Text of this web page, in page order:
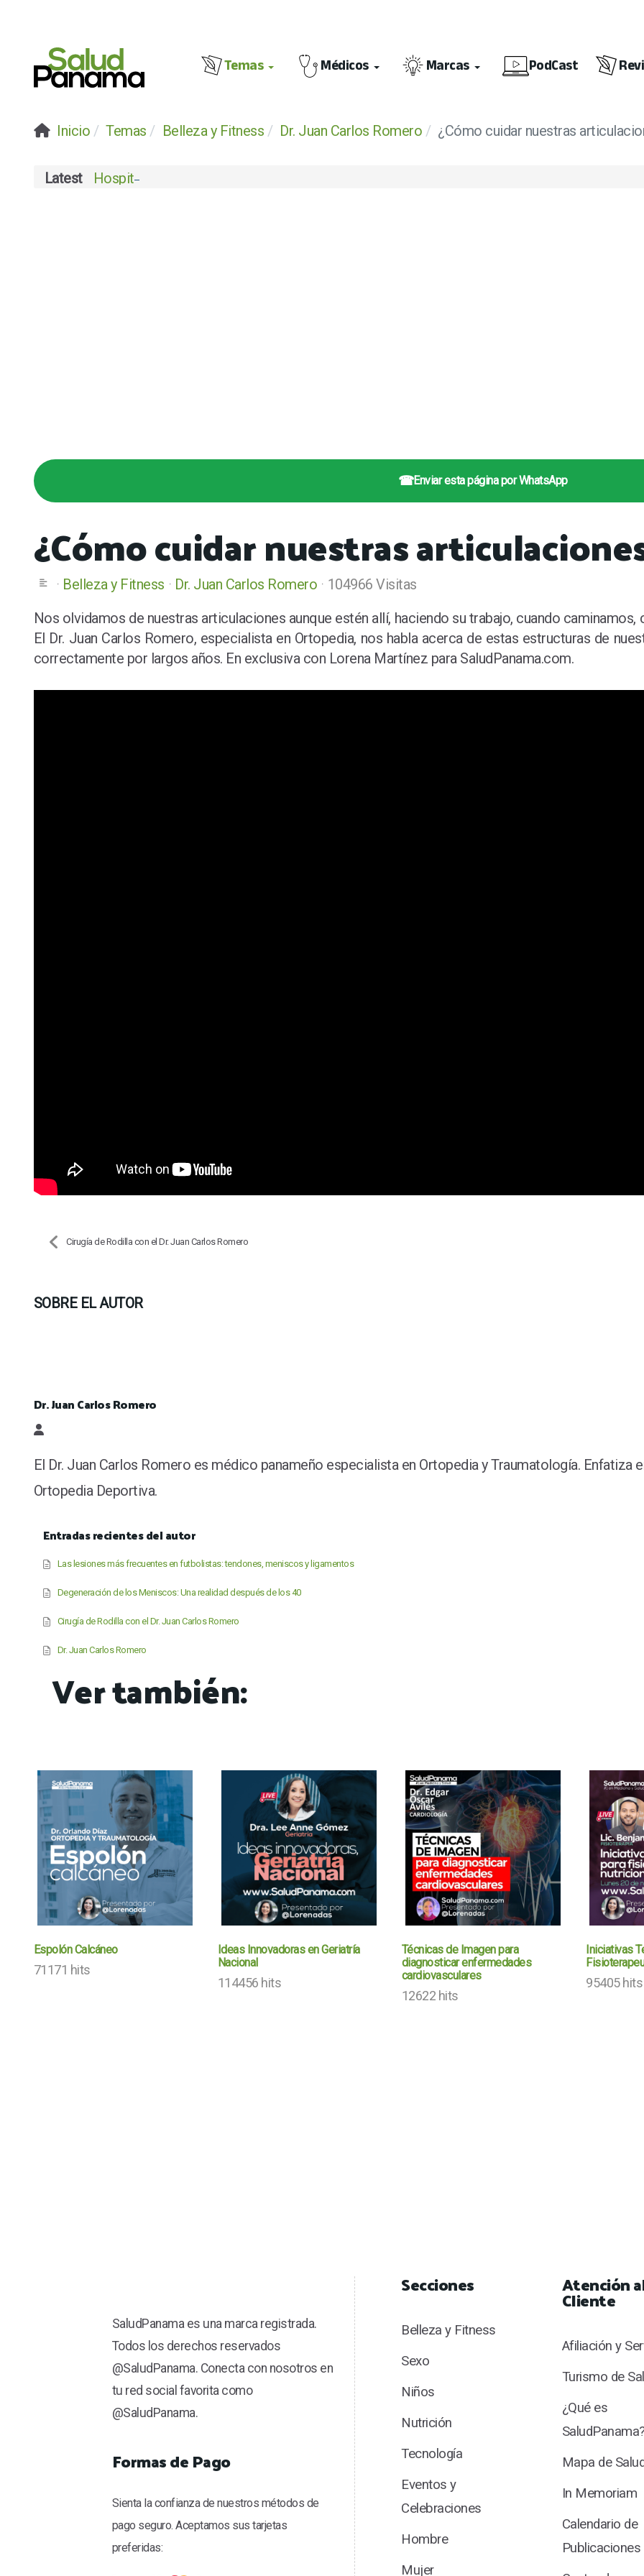
Temas Médicos Marcas PodCast
Inicio Temas Belleza y Fitness Dr. Juan Carlos Romero ¿Cómo cuidar nuestras
Latest Hospital Chiriquí celebra su certificación ISO 9001:2015
☎Enviar esta página por WhatsApp
¿Cómo cuidar nuestras
Belleza y Fitness Dr. Juan Carlos Romero
104966 Visitas
Nos olvidamos de nuestras articulaciones aunque estén allí, haciendo su trabajo, cuando
El Dr. Juan Carlos Romero, especialista en Ortopedia, nos habla acerca de estas estructuras de
correctamente por largos años. En exclusiva con Lorena Martínez para SaludPanama.com.
Cirugía de Rodilla con el Dr. Juan Carlos Romero
SOBRE EL AUTOR
Dr. Juan Carlos Romero
Dr. Juan Carlos Romero
El Dr. Juan Carlos Romero es médico panameño especialista en Ortopedia y Traumatología. Enfatiza
Ortopedia Deportiva.
Entradas recientes del autor
Las lesiones más frecuentes en futbolistas: tendones, meniscos y ligamentos
Degeneración de los Meniscos: Una realidad después de los 40
Cirugía de Rodilla con el Dr. Juan Carlos Romero
Dr. Juan Carlos Romero
Ver también:
Espolón Calcáneo
71171 hits
Ideas Innovadoras en Geriatría
Nacional
114456 hits
Técnicas de Imagen para
diagnosticar enfermedades
cardiovasculares
12622 hits
Iniciativas
95405 hits
SaludPanama es una marca registrada.
Todos los derechos reservados
@SaludPanama. Conecta con nosotros en
tu red social favorita como
@SaludPanama.
Formas de Pago
Sienta la confianza de nuestros métodos de
pago seguro. Aceptamos sus tarjetas
preferidas:
Secciones
Belleza y Fitness
Sexo
Niños
Nutrición
Tecnología
Eventos y
Celebraciones
Hombre
Mujer
Atención
Cliente
Afiliación y
Turismo de
¿Qué es
Mapa de
In Memoriam
Calendario de
Publicaciones